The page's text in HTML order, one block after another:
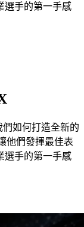
選手的第一手感
如何打造全新的
他們發揮最佳表
選手的第一手感